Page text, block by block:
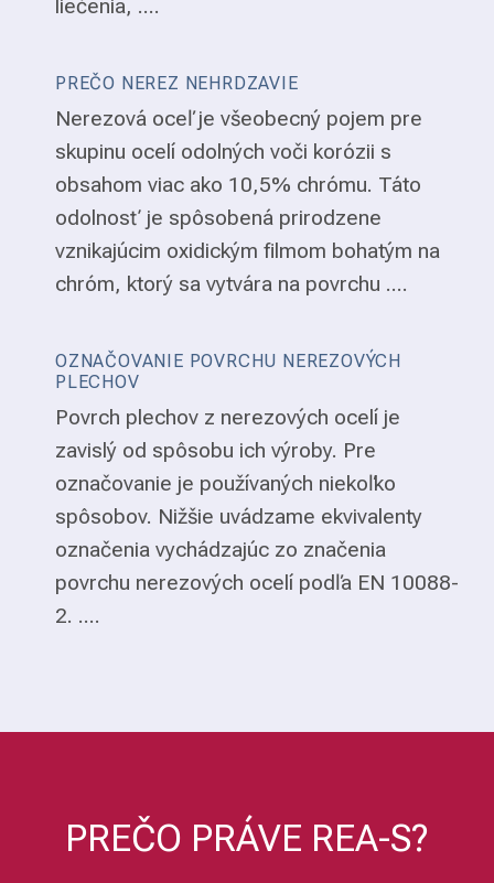
liečenia, ....
PREČO NEREZ NEHRDZAVIE
Nerezová oceľ je všeobecný pojem pre
skupinu ocelí odolných voči korózii s
obsahom viac ako 10,5% chrómu. Táto
odolnosť je spôsobená prirodzene
vznikajúcim oxidickým filmom bohatým na
chróm, ktorý sa vytvára na povrchu ....
OZNAČOVANIE POVRCHU NEREZOVÝCH
PLECHOV
Povrch plechov z nerezových ocelí je
zavislý od spôsobu ich výroby. Pre
označovanie je používaných niekoľko
spôsobov. Nižšie uvádzame ekvivalenty
označenia vychádzajúc zo značenia
povrchu nerezových ocelí podľa EN 10088-
2. ....
PREČO PRÁVE REA-S?